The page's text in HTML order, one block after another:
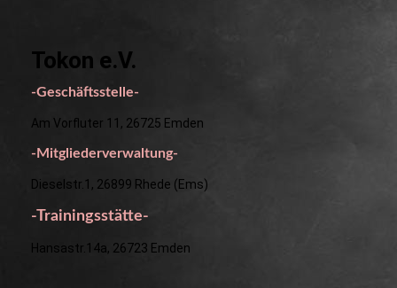
Tokon e.V.
-Geschäftsstelle-
Am Vorfluter 11, 26725 Emden
-Mitgliederverwaltung-
Dieselstr.1, 26899 Rhede (Ems)
-Trainingsstätte-
Hansastr.14a, 26723 Emden